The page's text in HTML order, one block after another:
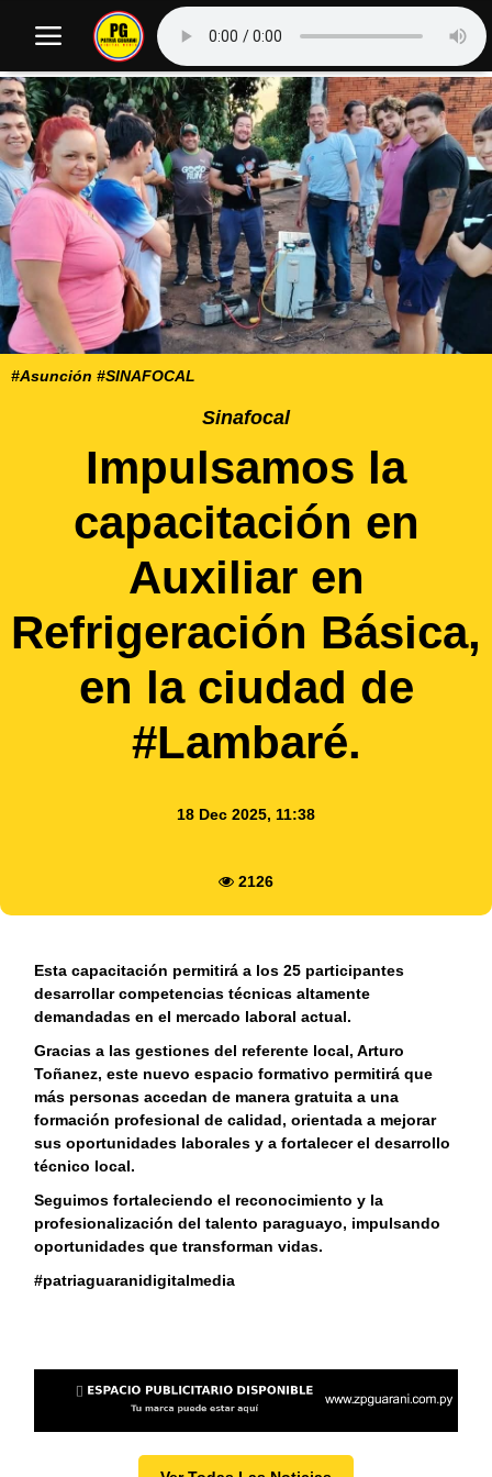
#Asunción #SINAFOCAL
Sinafocal
Impulsamos la
capacitación en
Auxiliar en
Refrigeración Básica,
en la ciudad de
#Lambaré.
18 Dec 2025, 11:38
2126
Esta capacitación permitirá a los 25 participantes
desarrollar competencias técnicas altamente
demandadas en el mercado laboral actual.
Gracias a las gestiones del referente local, Arturo
Toñanez, este nuevo espacio formativo permitirá que
más personas accedan de manera gratuita a una
formación profesional de calidad, orientada a mejorar
sus oportunidades laborales y a fortalecer el desarrollo
técnico local.
Seguimos fortaleciendo el reconocimiento y la
profesionalización del talento paraguayo, impulsando
oportunidades que transforman vidas.
#patriaguaranidigitalmedia